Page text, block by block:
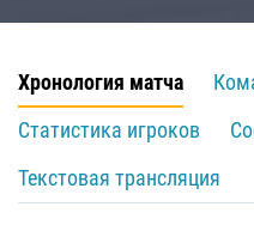
Хронология матча
Статистика игроков
Текстовая трансляция